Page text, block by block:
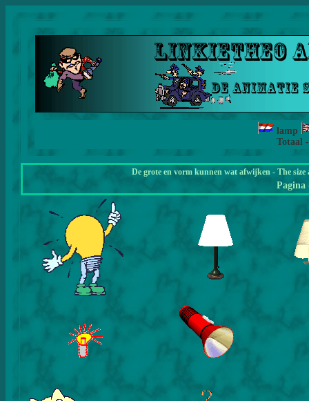
lamp
Totaal
De grote en vorm kunnen wat afwijken - The
Pagina